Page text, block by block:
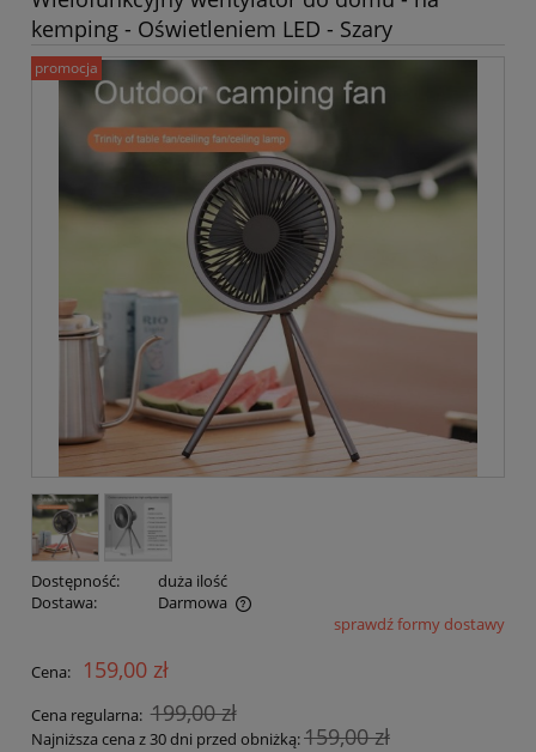
kemping - Oświetleniem LED - Szary
promocja
Dostępność:
duża ilość
Dostawa:
Darmowa
Cena nie zawiera ewentualnych kosztów płatnościsprawdź formy dostawy
Cena: 159,00 zł
Cena regularna: 199,00 zł
Najniższa cena z 30 dni przed obniżką:159,00 zł